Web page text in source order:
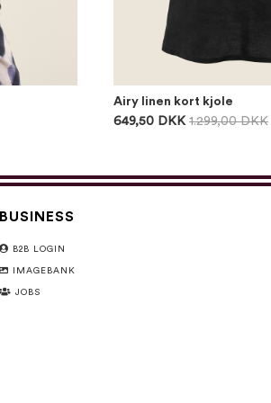
Airy linen kort kjole
649,50 DKK 1.299,00 DKK
BUSINESS
B2B LOGIN
IMAGEBANK
JOBS